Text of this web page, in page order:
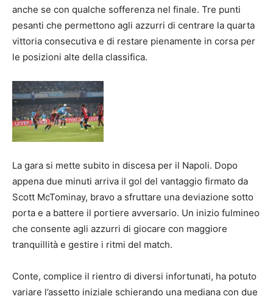
anche se con qualche sofferenza nel finale. Tre punti
pesanti che permettono agli azzurri di centrare la quarta
vittoria consecutiva e di restare pienamente in corsa per
le posizioni alte della classifica.
La gara si mette subito in discesa per il Napoli. Dopo
appena due minuti arriva il gol del vantaggio firmato da
Scott McTominay, bravo a sfruttare una deviazione sotto
porta e a battere il portiere avversario. Un inizio fulmineo
che consente agli azzurri di giocare con maggiore
tranquillità e gestire i ritmi del match.
Conte, complice il rientro di diversi infortunati, ha potuto
variare l’assetto iniziale schierando una mediana con due